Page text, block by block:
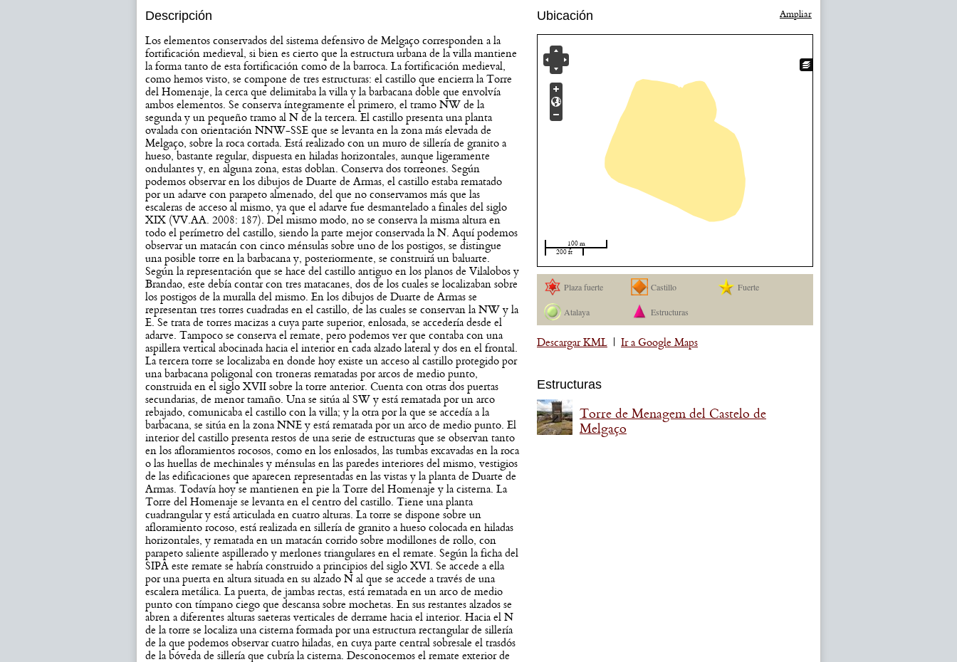
Descripción
Los elementos conservados del sistema defensivo de Melgaço corresponden a la
fortificación medieval, si bien es cierto que la estructura urbana de la villa mantiene
la forma tanto de esta fortificación como de la barroca. La fortificación medieval,
como hemos visto, se compone de tres estructuras: el castillo que encierra la Torre
del Homenaje, la cerca que delimitaba la villa y la barbacana doble que envolvía
ambos elementos. Se conserva íntegramente el primero, el tramo NW de la
segunda y un pequeño tramo al N de la tercera. El castillo presenta una planta
ovalada con orientación NNW-SSE que se levanta en la zona más elevada de
Melgaço, sobre la roca cortada. Está realizado con un muro de sillería de granito a
hueso, bastante regular, dispuesta en hiladas horizontales, aunque ligeramente
ondulantes y, en alguna zona, estas doblan. Conserva dos torreones. Según
podemos observar en los dibujos de Duarte de Armas, el castillo estaba rematado
por un adarve con parapeto almenado, del que no conservamos más que las
escaleras de acceso al mismo, ya que el adarve fue desmantelado a finales del siglo
XIX (VV.AA. 2008: 187). Del mismo modo, no se conserva la misma altura en
todo el perímetro del castillo, siendo la parte mejor conservada la N. Aquí podemos
observar un matacán con cinco ménsulas sobre uno de los postigos, se distingue
una posible torre en la barbacana y, posteriormente, se construirá un baluarte.
Según la representación que se hace del castillo antiguo en los planos de Vilalobos y
Brandao, este debía contar con tres matacanes, dos de los cuales se localizaban sobre
los postigos de la muralla del mismo. En los dibujos de Duarte de Armas se
representan tres torres cuadradas en el castillo, de las cuales se conservan la NW y la
E. Se trata de torres macizas a cuya parte superior, enlosada, se accedería desde el
adarve. Tampoco se conserva el remate, pero podemos ver que contaba con una
aspillera vertical abocinada hacia el interior en cada alzado lateral y dos en el frontal.
La tercera torre se localizaba en donde hoy existe un acceso al castillo protegido por
una barbacana poligonal con troneras rematadas por arcos de medio punto,
construida en el siglo XVII sobre la torre anterior. Cuenta con otras dos puertas
secundarias, de menor tamaño. Una se sitúa al SW y está rematada por un arco
rebajado, comunicaba el castillo con la villa; y la otra por la que se accedía a la
barbacana, se sitúa en la zona NNE y está rematada por un arco de medio punto. El
interior del castillo presenta restos de una serie de estructuras que se observan tanto
en los afloramientos rocosos, como en los enlosados, las tumbas excavadas en la roca
o las huellas de mechinales y ménsulas en las paredes interiores del mismo, vestigios
de las edificaciones que aparecen representadas en las vistas y la planta de Duarte de
Armas. Todavía hoy se mantienen en pie la Torre del Homenaje y la cisterna. La
Torre del Homenaje se levanta en el centro del castillo. Tiene una planta
cuadrangular y está articulada en cuatro alturas. La torre se dispone sobre un
afloramiento rocoso, está realizada en sillería de granito a hueso colocada en hiladas
horizontales, y rematada en un matacán corrido sobre modillones de rollo, con
parapeto saliente aspillerado y merlones triangulares en el remate. Según la ficha del
SIPA este remate se habría construido a principios del siglo XVI. Se accede a ella
por una puerta en altura situada en su alzado N al que se accede a través de una
escalera metálica. La puerta, de jambas rectas, está rematada en un arco de medio
punto con tímpano ciego que descansa sobre mochetas. En sus restantes alzados se
abren a diferentes alturas saeteras verticales de derrame hacia el interior. Hacia el N
de la torre se localiza una cisterna formada por una estructura rectangular de sillería
de la que podemos observar cuatro hiladas, en cuya parte central sobresale el trasdós
de la bóveda de sillería que cubría la cisterna. Desconocemos el remate exterior de
Ubicación Ampliar
100 m
200 ft
Plaza fuerte Castillo Fuerte
Atalaya Estructuras
Descargar KML | Ir a Google Maps
Estructuras
Torre de Menagem del Castelo de
Melgaço